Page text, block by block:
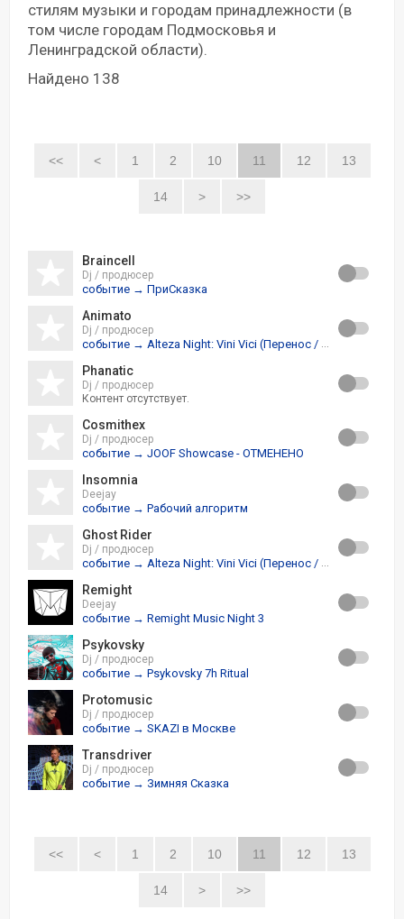
стилям музыки и городам принадлежности (в
том числе городам Подмосковья и
Ленинградской области).
Найдено 138
<< < 1 2 10 11 12 13
14 > >>
Braincell
Dj / продюсер
событие → ПриСказка
Animato
Dj / продюсер
событие → Alteza Night: Vini Vici (Перенос / Отмена)
Phanatic
Dj / продюсер
Контент отсутствует.
Cosmithex
Dj / продюсер
событие → JOOF Showcase - ОТМЕНЕНО
Insomnia
Deejay
событие → Рабочий алгоритм
Ghost Rider
Dj / продюсер
событие → Alteza Night: Vini Vici (Перенос / Отмена)
Remight
Deejay
событие → Remight Music Night 3
Psykovsky
Dj / продюсер
событие → Psykovsky 7h Ritual
Protomusic
Dj / продюсер
событие → SKAZI в Москве
Transdriver
Dj / продюсер
событие → Зимняя Сказка
<< < 1 2 10 11 12 13
14 > >>